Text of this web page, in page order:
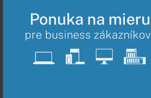
Ponuka na mieru
pre business zákazníkov